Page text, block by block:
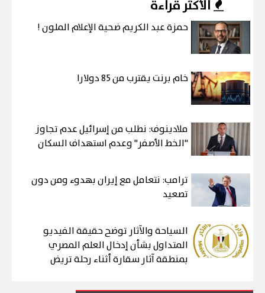
الأكثر قراءة
حمزة عبد الكريم ضحية الإعلام الملون !
خام برنت يقترب من 85 دولارا
ملادينوف: نطلب من إسرائيل عدم تجاوز
"الخط الأصفر" وعدم استهداف السكان
ترامب: نتعامل مع إيران بهدوء ومن دون
تصعيد
السياحة والآثار توضح حقيقة الفيديو
المتداول بشأن إدخال العلم المصري
بمنطقة آثار سقارة أثناء رحلة تريض